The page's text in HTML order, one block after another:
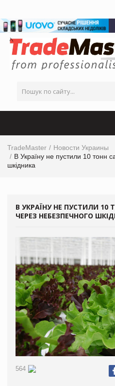
TradeMaster
Новости Украины
В Україну не пустили 10 тонн
шкідника
В УКРАЇНУ НЕ ПУСТИЛИ 10
ЧЕРЕЗ НЕБЕЗПЕЧНОГО
564